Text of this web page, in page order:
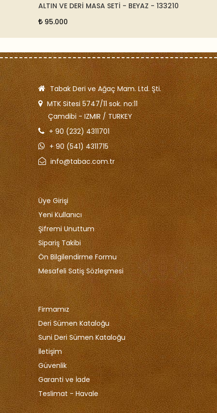
ALTIN VE DERİ MASA SETİ - BEYAZ - 133210
95.000
Tabak Deri ve Ağaç Mam. Ltd. Şti.
MTK Sitesi 5747/11 sok. no:11
Çamdibi - IZMIR / TURKEY
+ 90 (232) 4311701
+ 90 (541) 4311715
info@tabac.com.tr
Üye Girişi
Yeni Kullanıcı
Şifremi Unuttum
Sipariş Takibi
Ön Bilgilendirme Formu
Mesafeli Satiş Sözleşmesi
Firmamız
Deri Sümen Kataloğu
Suni Deri Sümen Kataloğu
İletişim
Güvenlik
Garanti ve İade
Teslimat - Havale